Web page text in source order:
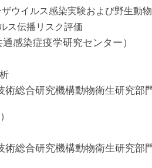
ウイルス感染実験および野生動
ス伝播リスク評価
感染症疫学研究センター）
総合研究機構動物衛生研究部
総合研究機構動物衛生研究部